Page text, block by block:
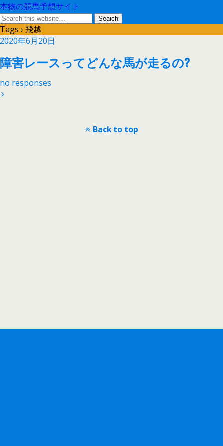
本物の競馬予想サイト
Tags › 飛越
2020年6月20日
障害レースってどんな馬が走るの?
no responses
Back to top